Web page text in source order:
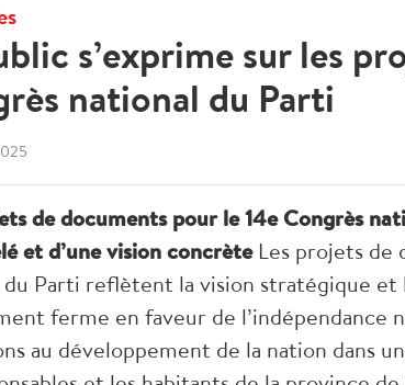
s’exprime sur les
national du Parti
de documents pour le 14e Congrès
et d’une vision concrète Les projets de
Parti reflètent la vision stratégique et
ferme en faveur de l’indépendance
au développement de la nation dans